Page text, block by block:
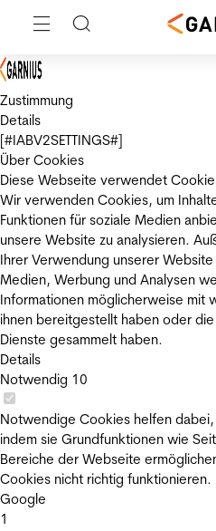
Zustimmung
Details
[#IABV2SETTINGS#]
Über Cookies
Diese Webseite verwendet
Wir verwenden Cookies, um
Funktionen für soziale Medien
unsere Website zu analysieren.
Ihrer Verwendung unserer
Medien, Werbung und Analysen
Informationen möglicherweise mit
ihnen bereitgestellt haben oder
Dienste gesammelt haben.
Details
Notwendig 10
Notwendige Cookies helfen
indem sie Grundfunktionen wie
Bereiche der Webseite
Cookies nicht richtig funktionieren.
Google
1